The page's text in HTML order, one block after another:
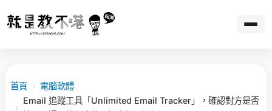
首頁 › 電腦軟體
›
Email 追蹤工具「Unlimited Email Tracker」，確認對方是否